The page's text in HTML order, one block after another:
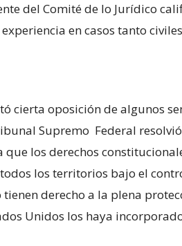
del Comité de lo Jurídico
en casos tanto
cierta oposición de algunos
Supremo Federal
los derechos
los territorios bajo el
derecho a la plena
Unidos los haya